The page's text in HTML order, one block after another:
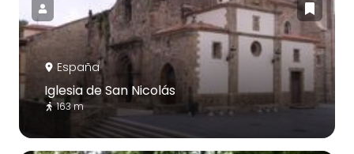
España
Iglesia de San Nicolás
163 m